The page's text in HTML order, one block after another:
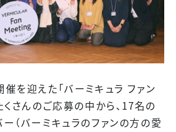
を迎えた「バーミキュラ ファン
くさんのご応募の中から、17名の
（バーミキュラのファンの方の愛